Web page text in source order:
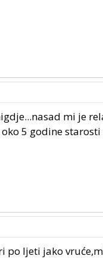
mi je
5 godine
po ljeti jako